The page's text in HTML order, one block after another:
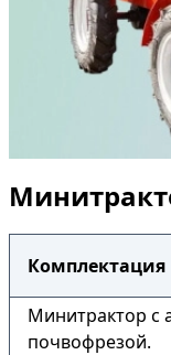
Комплектация
Минитрактор с
почвофрезой.